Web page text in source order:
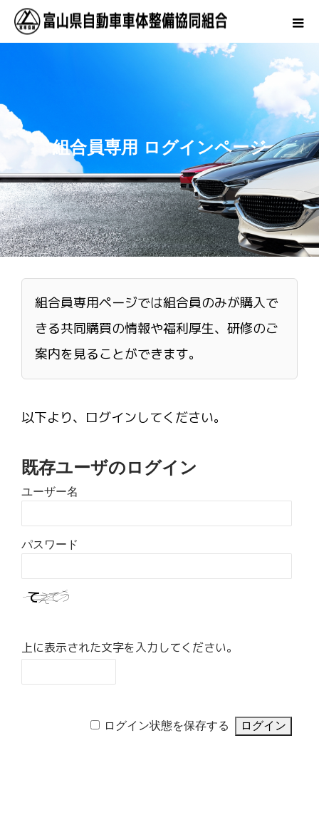
組合員専用 ログインページ
組合員専用ページでは組合員のみが購入で
きる共同購買の情報や福利厚生、研修のご
案内を見ることができます。
以下より、ログインしてください。
既存ユーザのログイン
ユーザー名
パスワード
上に表示された文字を入力してください。
ログイン状態を保存する